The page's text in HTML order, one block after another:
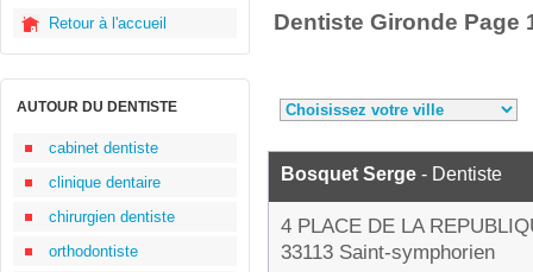
Retour à l'accueil
AUTOUR DU DENTISTE
cabinet dentiste
clinique dentaire
chirurgien dentiste
orthodontiste
Dentiste Gironde Page
Bosquet Serge - Dentiste
4 PLACE DE LA
33113 Saint-symphorien